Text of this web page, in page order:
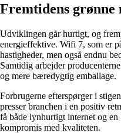
Fremtidens
Udviklingen går hurtigt, og
energieffektive. Wifi 7, som er
hastigheder, men også endnu
Samtidig arbejder
og mere bæredygtig emballage.
Forbrugerne efterspørger i
presser branchen i en positiv
få både lynhurtigt internet og en
kompromis med kvaliteten.